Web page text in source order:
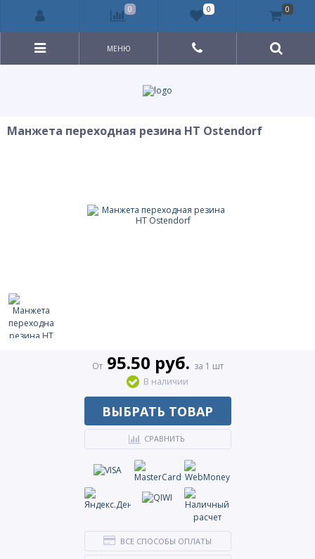
МЕНЮ
Манжета переходная резина HT Ostendorf
От95.50 руб. за 1 шт
В наличии
ВЫБРАТЬ ТОВАР
СРАВНИТЬ
ВСЕ СПОСОБЫ ОПЛАТЫ
0 0 0